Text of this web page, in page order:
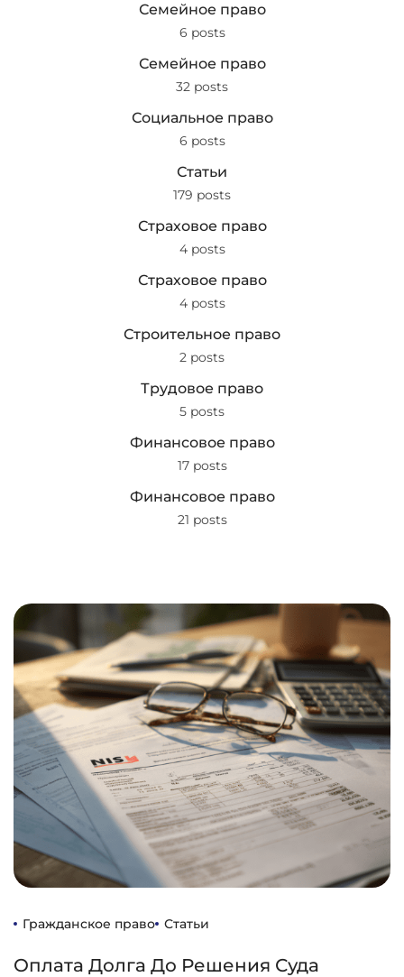
Семейное право
6 posts
Семейное право
32 posts
Социальное право
6 posts
Статьи
179 posts
Страховое право
4 posts
Страховое право
4 posts
Строительное право
2 posts
Трудовое право
5 posts
Финансовое право
17 posts
Финансовое право
21 posts
Гражданское право Статьи
Оплата Долга До Решения Суда